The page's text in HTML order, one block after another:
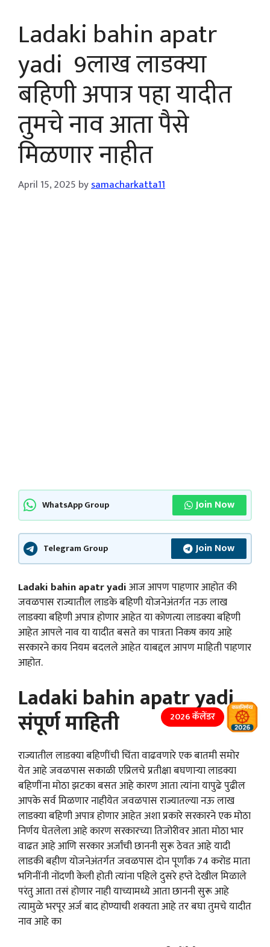
Ladaki bahin apatr
yadi 9लाख लाडक्या
बहिणी अपात्र पहा यादीत
तुमचे नाव आता पैसे
मिळणार नाहीत
April 15, 2025 bysamacharkatta11
WhatsApp Group Join Now
Telegram Group Join Now
Ladaki bahin apatr yadiआज आपण पाहणार आहोत की
जवळपास राज्यातील लाडके बहिणी योजनेअंतर्गत नऊ लाख
लाडक्या बहिणी अपात्र होणार आहेत या कोणत्या लाडक्या बहिणी
आहेत आपले नाव या यादीत बसते का पात्रता निकष काय आहे
सरकारने काय नियम बदलले आहेत याबद्दल आपण माहिती पाहणार
आहोत.
Ladaki bahin apatr yadi
संपूर्ण माहिती
राज्यातील लाडक्या बहिणींची चिंता वाढवणारे एक बातमी समोर
येत आहे जवळपास सकाळी एप्रिलचे प्रतीक्षा बघणाऱ्या लाडक्या
बहिणींना मोठा झटका बसत आहे कारण आता त्यांना यापुढे पुढील
आपके सर्व मिळणार नाहीयेत जवळपास राज्यातल्या नऊ लाख
लाडक्या बहिणी अपात्र होणार आहेत अशा प्रकारे सरकारने एक मोठा
निर्णय घेतलेला आहे कारण सरकारच्या तिजोरीवर आता मोठा भार
वाढत आहे आणि सरकार अर्जांची छाननी सुरू ठेवत आहे यादी
लाडकी बहीण योजनेअंतर्गत जवळपास दोन पूर्णांक 74 करोड माता
भगिनींनी नोंदणी केली होती त्यांना पहिले दुसरे हप्ते देखील मिळाले
परंतु आता तसं होणार नाही याच्यामध्ये आता छाननी सुरू आहे
त्यामुळे भरपूर अर्ज बाद होण्याची शक्यता आहे तर बघा तुमचे यादीत
नाव आहे का
2026 कॅलेंडर